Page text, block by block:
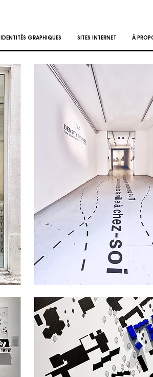
IDENTITÉS GRAPHIQUES SITES INTERNET À